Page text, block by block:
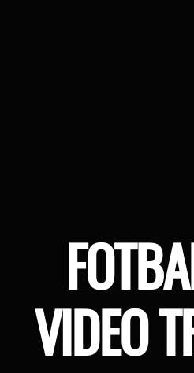
VIDEO